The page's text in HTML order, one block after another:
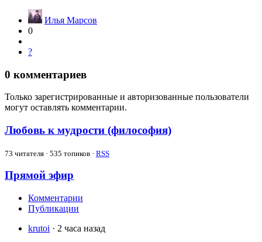
Илья Марсов
0
?
0 комментариев
Только зарегистрированные и авторизованные пользователи
могут оставлять комментарии.
Любовь к мудрости (философия)
73 читателя · 535 топиков · RSS
Прямой эфир
Комментарии
Публикации
krutoi · 2 часа назад